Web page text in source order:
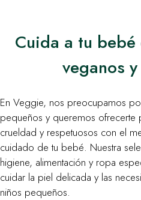
Cuida a tu
veganos
En Veggie, nos preocupamos
pequeños y queremos
crueldad y respetuosos con el
cuidado de tu bebé. Nuestra
higiene, alimentación y ropa
cuidar la piel delicada y las
niños pequeños.